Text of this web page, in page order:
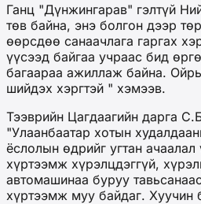
Ганц "Дүнжингарав" гэлтүй
төв байна, энэ болгон дээр
өөрсдөө санаачлага гаргах
үүсээд байгаа учраас бид
багаараа ажиллаж байна.
шийдэх хэргтэй " хэмээв.
Тээврийн Цагдаагийн дарга
"Улаанбаатар хотын
ёслолын өдрийг угтан ачаалал
хүртээмж хүрэлцдэггүй,
автомашинаа буруу
хүртээмж муу байдаг. Хуучин